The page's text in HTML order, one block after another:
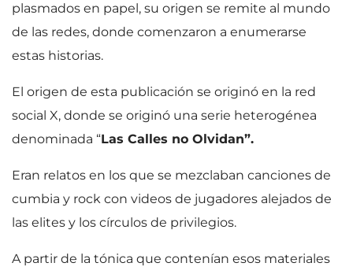
plasmados en papel, su origen se remite al mundo
de las redes, donde comenzaron a enumerarse
estas historias.
El origen de esta publicación se originó en la red
social X, donde se originó una serie heterogénea
denominada “Las Calles no Olvidan”.
Eran relatos en los que se mezclaban canciones de
cumbia y rock con videos de jugadores alejados de
las elites y los círculos de privilegios.
A partir de la tónica que contenían esos materiales